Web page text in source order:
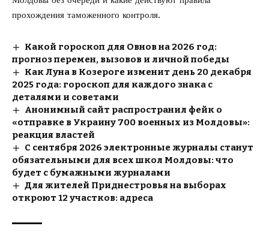
прохождения таможенного контроля.
Какой гороскоп для Овнов на 2026 год:
прогноз перемен, вызовов и личной победы
Как Луна в Козероге изменит день 20 декабря
2025 года: гороскоп для каждого знака с
деталями и советами
Анонимный сайт распространил фейк о
«отправке в Украину 700 военных из Молдовы»:
реакция властей
С сентября 2026 электронные журналы станут
обязательными для всех школ Молдовы: что
будет с бумажными журналами
Для жителей Приднестровья на выборах
откроют 12 участков: адреса